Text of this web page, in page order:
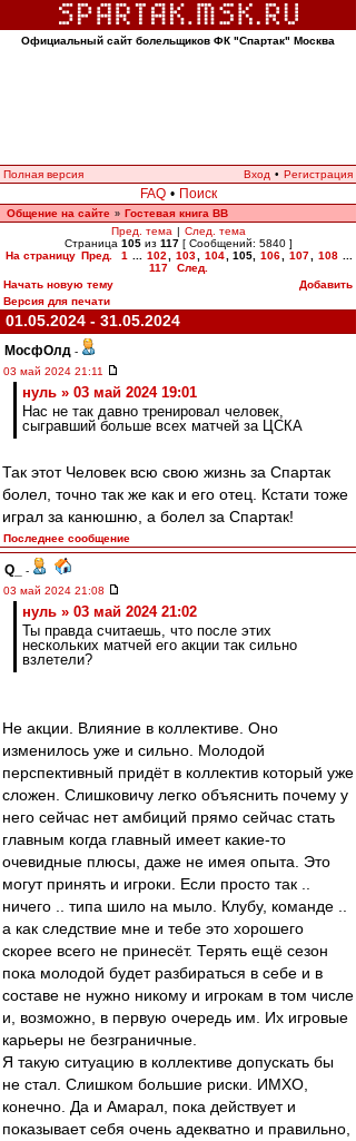
Официальный сайт болельщиков ФК "Спартак" Москва
Полная версия Вход • Регистрация
FAQ • Поиск
Общение на сайте » Гостевая книга ВВ
Пред. тема | След. тема
Страница 105из 117[ Сообщений: 5840 ]
На страницу Пред. 1 102 103 104 105, 106 107 108
117
След.
Начать новую тему
Добавить
Версия для печати
01.05.2024 - 31.05.2024
МосфОлд -
03 май 2024 21:11
нуль » 03 май 2024 19:01
Нас не так давно тренировал человек,
сыгравший больше всех матчей за ЦСКА
Так этот Человек всю свою жизнь за Спартак
болел, точно так же как и его отец. Кстати тоже
играл за канюшню, а болел за Спартак!
Последнее сообщение
Q_
-
03 май 2024 21:08
нуль » 03 май 2024 21:02
Ты правда считаешь, что после этих
нескольких матчей его акции так сильно
взлетели?
Не акции. Влияние в коллективе. Оно
изменилось уже и сильно. Молодой
перспективный придёт в коллектив который уже
сложен. Слишковичу легко объяснить почему у
него сейчас нет амбиций прямо сейчас стать
главным когда главный имеет какие-то
очевидные плюсы, даже не имея опыта. Это
могут принять и игроки. Если просто так ..
ничего .. типа шило на мыло. Клубу, команде ..
а как следствие мне и тебе это хорошего
скорее всего не принесёт. Терять ещё сезон
пока молодой будет разбираться в себе и в
составе не нужно никому и игрокам в том числе
и, возможно, в первую очередь им. Их игровые
карьеры не безграничные.
Я такую ситуацию в коллективе допускать бы
не стал. Слишком большие риски. ИМХО,
конечно. Да и Амарал, пока действует и
показывает себя очень адекватно и правильно,